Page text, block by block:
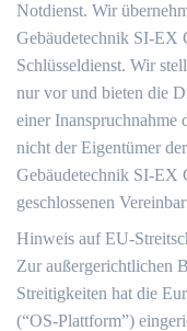
Notdienst. Wir
Gebäudetechnik SI-EX
Schlüsseldienst. Wir
nur vor und bieten die
einer Inanspruchnahme
nicht der Eigentümer
Gebäudetechnik SI-EX
geschlossenen
Hinweis auf EU-
Zur außergerichtlichen
Streitigkeiten hat die
(“OS-Plattform”)